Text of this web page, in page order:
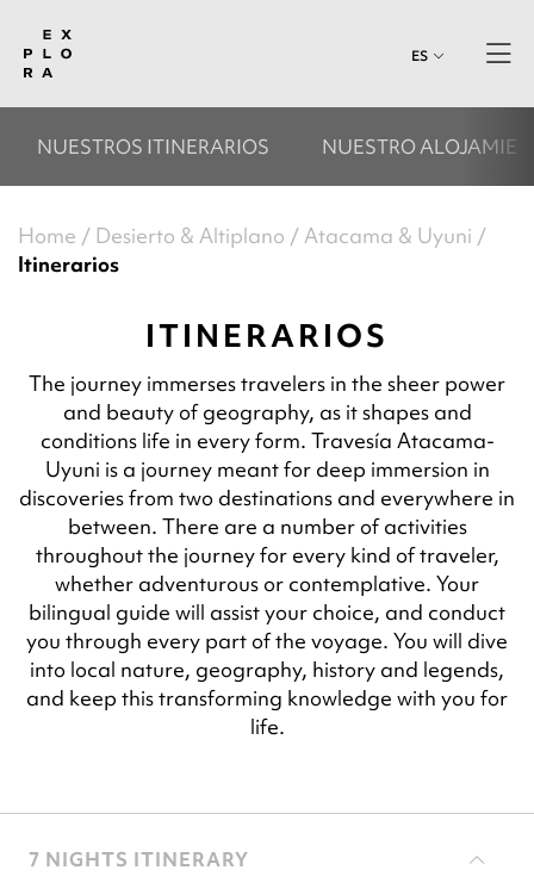
ES
NUESTROS ITINERARIOS NUESTRO
Home Desierto & Altiplano
Atacama & Uyuni
Itinerarios
ITINERARIOS
The journey immerses travelers in the sheer power
and beauty of geography, as it shapes and
conditions life in every form. Travesía Atacama-
Uyuni is a journey meant for deep immersion in
discoveries from two destinations and everywhere in
between. There are a number of activities
throughout the journey for every kind of traveler,
whether adventurous or contemplative. Your
bilingual guide will assist your choice, and conduct
you through every part of the voyage. You will dive
into local nature, geography, history and legends,
and keep this transforming knowledge with you for
life.
7 NIGHTS ITINERARY